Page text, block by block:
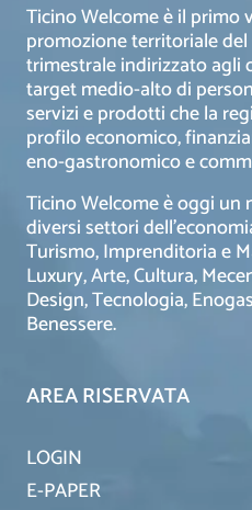
Ticino Welcome è il primo
promozione territoriale
trimestrale indirizzato agli
target medio-alto di
servizi e prodotti che la
profilo economico,
eno-gastronomico e
Ticino Welcome è oggi
diversi settori
Turismo, Imprenditoria e
Luxury, Arte, Cultura,
Design, Tecnologia,
Benessere.
AREA RISERVATA
LOGIN
E-PAPER